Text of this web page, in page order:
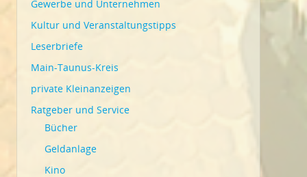
Gewerbe und Unternehmen
Kultur und Veranstaltungstipps
Leserbriefe
Main-Taunus-Kreis
private Kleinanzeigen
Ratgeber und Service
Bücher
Geldanlage
Kino